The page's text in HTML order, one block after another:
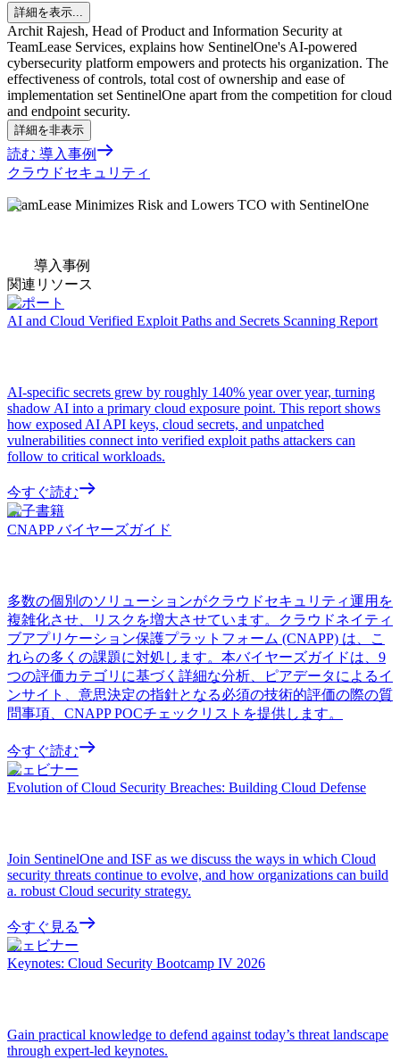
詳細を表示...
Archit Rajesh, Head of Product and Information Security at
TeamLease Services, explains how SentinelOne's AI-powered
cybersecurity platform empowers and protects his organization. The
effectiveness of controls, total cost of ownership and ease of
implementation set SentinelOne apart from the competition for cloud
and endpoint security.
詳細を非表示
読む 導入事例
クラウドセキュリティ
TeamLease Minimizes Risk and Lowers TCO with SentinelOne
導入事例
関連リソース
レポート
AI and Cloud Verified Exploit Paths and Secrets Scanning Report
AI-specific secrets grew by roughly 140% year over year, turning
shadow AI into a primary cloud exposure point. This report shows
how exposed AI API keys, cloud secrets, and unpatched
vulnerabilities connect into verified exploit paths attackers can
follow to critical workloads.
今すぐ読む
電子書籍
CNAPP バイヤーズガイド
多数の個別のソリューションがクラウドセキュリティ運用を
複雑化させ、リスクを増大させています。クラウドネイティ
ブアプリケーション保護プラットフォーム (CNAPP) は、こ
れらの多くの課題に対処します。本バイヤーズガイドは、9
つの評価カテゴリに基づく詳細な分析、ピアデータによるイ
ンサイト、意思決定の指針となる必須の技術的評価の際の質
問事項、CNAPP POCチェックリストを提供します。
今すぐ読む
ウェビナー
Evolution of Cloud Security Breaches: Building Cloud Defense
Join SentinelOne and ISF as we discuss the ways in which Cloud
security threats continue to evolve, and how organizations can build
a. robust Cloud security strategy.
今すぐ見る
ウェビナー
Keynotes: Cloud Security Bootcamp IV 2026
Gain practical knowledge to defend against today’s threat landscape
through expert-led keynotes.